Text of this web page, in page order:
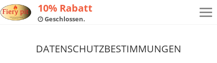
10% Rabatt
Geschlossen.
DATENSCHUTZBESTIMMUNGEN